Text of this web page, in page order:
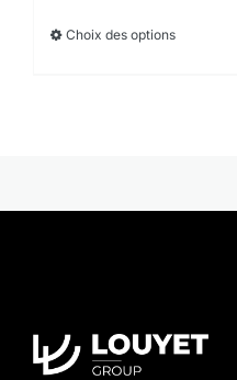
Choix des optionsThis
options
the